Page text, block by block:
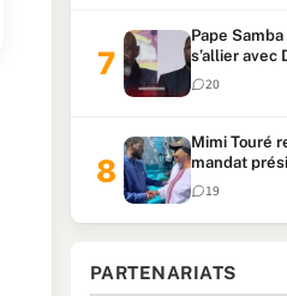
Pape
s’allier avec
locales et
20
Mimi Touré
mandat
faire plus de
consécutifs
19
PARTENARIATS